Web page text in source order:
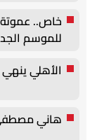
خاص.. عموتة
للموسم
الأهلي
هاني